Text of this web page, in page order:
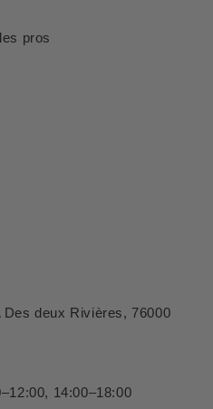
pros
deux Rivières, 76000
14:00–18:00